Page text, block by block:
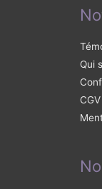
Qui
CGV